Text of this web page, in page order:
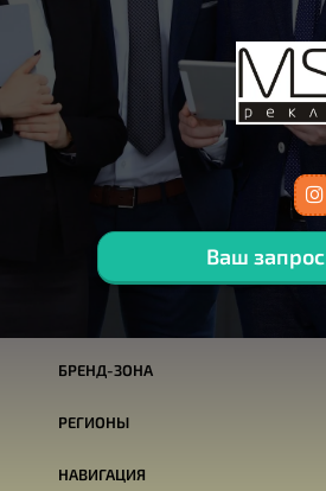
Ваш запрос
БРЕНД-ЗОНА
РЕГИОНЫ
НАВИГАЦИЯ